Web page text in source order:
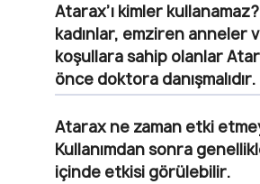
Atarax’ı kimler kullanamaz?
kadınlar, emziren anneler
koşullara sahip olanlar
önce doktora danışmalıdır.
Atarax ne zaman etki
Kullanımdan sonra
içinde etkisi görülebilir.